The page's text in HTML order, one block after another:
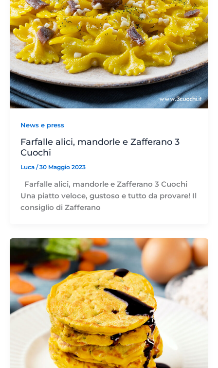
News e press
Farfalle alici, mandorle e Zafferano 3
Cuochi
Luca /30 Maggio 2023
Farfalle alici, mandorle e Zafferano 3 Cuochi
Una piatto veloce, gustoso e tutto da provare! Il
consiglio di Zafferano